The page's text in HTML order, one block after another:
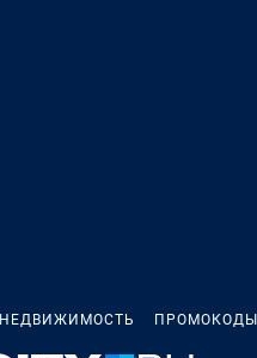
НЕДВИЖИМОСТЬ ПРОМОКОДЫ